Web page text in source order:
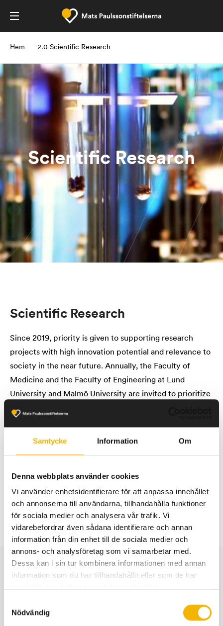
Samtycke Information Om
Denna webbplats använder cookies
Vi använder enhetsidentifierare för att anpassa innehållet
och annonserna till användarna, tillhandahålla funktioner
för sociala medier och analysera vår trafik. Vi
vidarebefordrar även sådana identifierare och annan
information från din enhet till de sociala medier och
annons- och analysföretag som vi samarbetar med.
Dessa kan i sin tur kombinera informationen med annan
information som du har tillhandahållit eller som de har
Nödvändig
Hem 2.0 Scientific Research
Scientific Research
Scientific Research
Since 2019, priority is given to supporting research
projects with high innovation potential and relevance to
society in the near future. Annually, the Faculty of
Medicine and the Faculty of Engineering at Lund
University and Malmö University are invited to prioritize
applications with this focus. Below is information about
Call has closed.
Information regarding the 2027 Scientific Research Call
will be published in March 2027.
applications 2026